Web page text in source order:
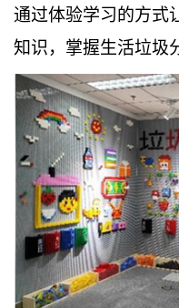
通过体验学习的方式
知识，掌握生活垃圾